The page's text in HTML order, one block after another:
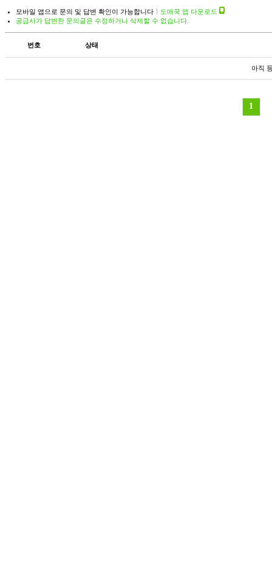
모바일 앱으로 문의 및 답변 확인이 가능합니다
도매꾹 앱 다운로드
공급사가 답변한 문의글은 수정하거나 삭제할 수 없습니다.
번호 상태
아직
1